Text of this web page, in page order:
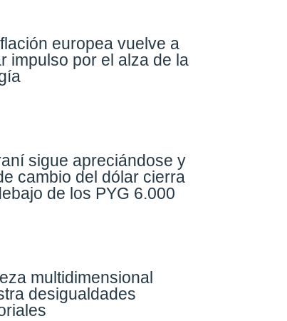
europea vuelve a
impulso por el alza de la
sigue apreciándose y
cambio del dólar cierra
de los PYG 6.000
multidimensional
desigualdades